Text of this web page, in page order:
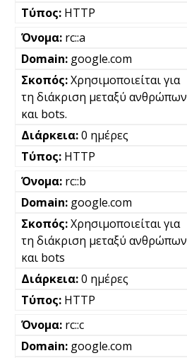
HTTP
rc::a
google.com
Χρησιμοποιείται για
τη διάκριση μεταξύ ανθρώπων
και bots.
0 ημέρες
HTTP
rc::b
google.com
Χρησιμοποιείται για
τη διάκριση μεταξύ ανθρώπων
και bots
0 ημέρες
HTTP
rc::c
google.com